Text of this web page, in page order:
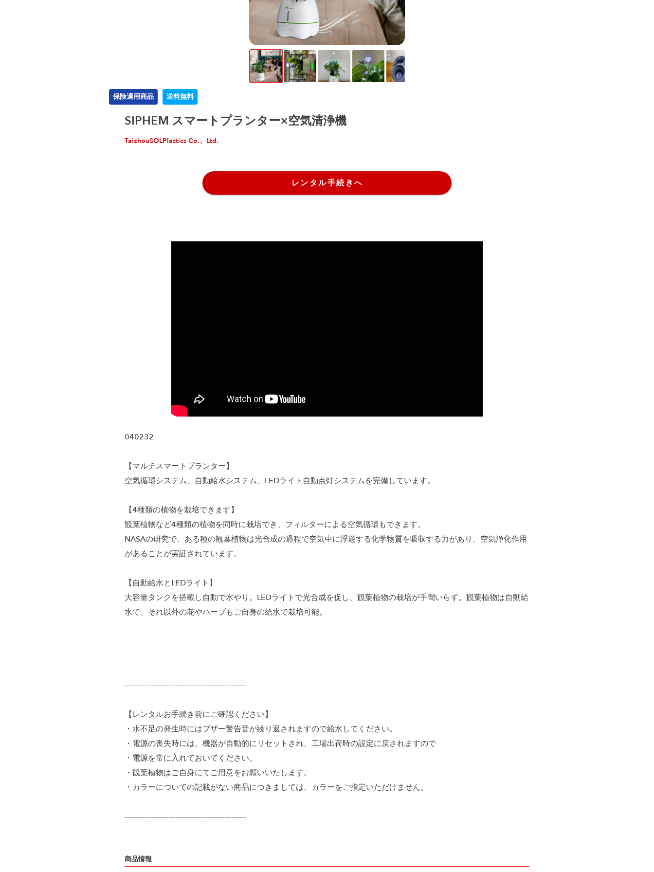
保険適用商品 送料無料
SIPHEM スマートプランター×空気清浄機
TaizhouSOLPlastics Co.、Ltd.
レンタル手続きへ
040232
【マルチスマートプランター】
空気循環システム、自動給水システム、LEDライト自動点灯システムを完備しています。
【4種類の植物を栽培できます】
観葉植物など4種類の植物を同時に栽培でき、フィルターによる空気循環もできます。
NASAの研究で、ある種の観葉植物は光合成の過程で空気中に浮遊する化学物質を吸収する力があり、空気浄化作用
があることが実証されています。
【自動給水とLEDライト】
大容量タンクを搭載し自動で水やり。LEDライトで光合成を促し、観葉植物の栽培が手間いらず。観葉植物は自動給
水で、それ以外の花やハーブもご自身の給水で栽培可能。
--------------------------------------------------
【レンタルお手続き前にご確認ください】
・水不足の発生時にはブザー警告音が繰り返されますので給水してください。
・電源の喪失時には、機器が自動的にリセットされ、工場出荷時の設定に戻されますので
・電源を常に入れておいてください。
・観葉植物はご自身にてご用意をお願いいたします。
・カラーについての記載がない商品につきましては、カラーをご指定いただけません。
--------------------------------------------------
商品情報